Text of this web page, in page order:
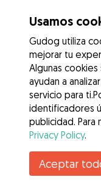
¿Conoces los
Usamos
Gudog utiliza
mejorar tu
Algunas
ayudan a
servicio para
identificadores
publicidad. Para
Privacy Policy.
Aceptar